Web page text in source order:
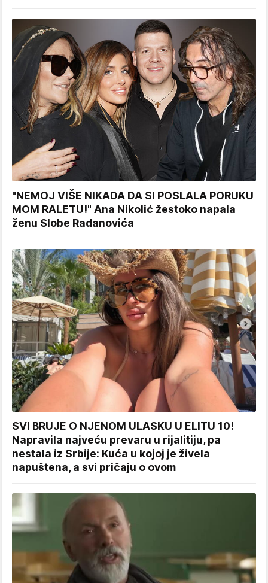
"NEMOJ VIŠE NIKADA DA SI POSLALA PORUKU
MOM RALETU!" Ana Nikolić žestoko napala
ženu Slobe Radanovića
SVI BRUJE O NJENOM ULASKU U ELITU 10!
Napravila najveću prevaru u rijalitiju, pa
nestala iz Srbije: Kuća u kojoj je živela
napuštena, a svi pričaju o ovom